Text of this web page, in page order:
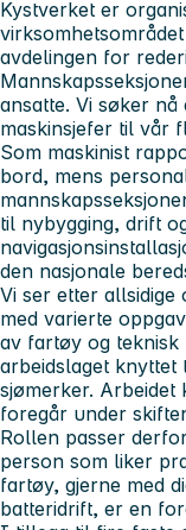
Kystverket er
avdelingen for
ansatte. Vi søker
maskinsjefer til vår
Som maskinist
bord, mens
til nybygging, drift
den nasjonale
Vi ser etter allsidige
med varierte
av fartøy og
arbeidslaget knyttet
sjømerker.
foregår under
Rollen passer
person som liker
fartøy, gjerne med
batteridrift, er en